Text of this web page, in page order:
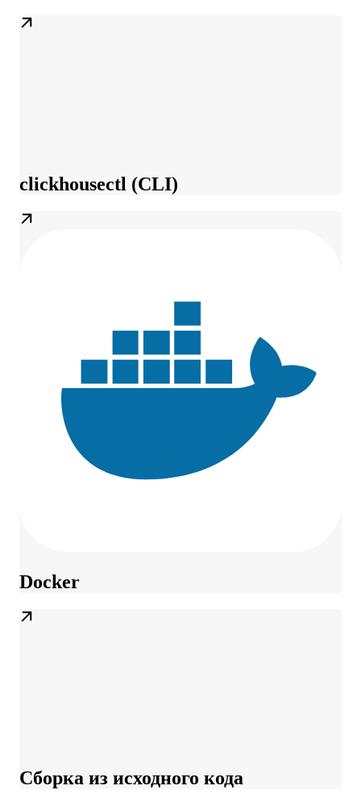
clickhousectl (CLI)
Docker
Сборка из исходного кода